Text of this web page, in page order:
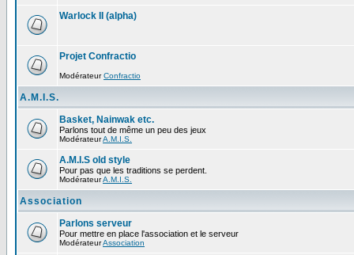
Warlock II (alpha)
Projet Confractio
ModérateurConfractio
A.M.I.S.
Basket, Nainwak etc.
Parlons tout de même un peu des jeux
ModérateurA.M.I.S.
A.M.I.S old style
Pour pas que les traditions se perdent.
ModérateurA.M.I.S.
Association
Parlons serveur
Pour mettre en place l'association et le serveur
ModérateurAssociation